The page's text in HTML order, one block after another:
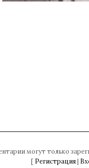
могут только
[ Регистрация|